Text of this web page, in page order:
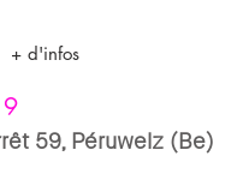
+ d'infos
59, Péruwelz (Be)